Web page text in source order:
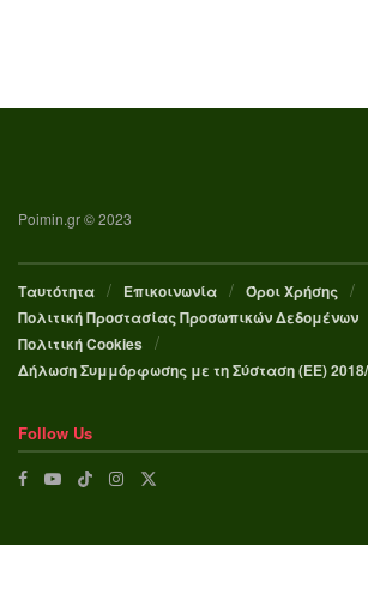
Poimin.gr © 2023
Ταυτότητα Επικοινωνία
Όροι Χρήσης
Πολιτική Προστασίας Προσωπικών Δεδομένων
Πολιτική Cookies
Δήλωση Συμμόρφωσης με τη Σύσταση (ΕΕ)
Follow Us